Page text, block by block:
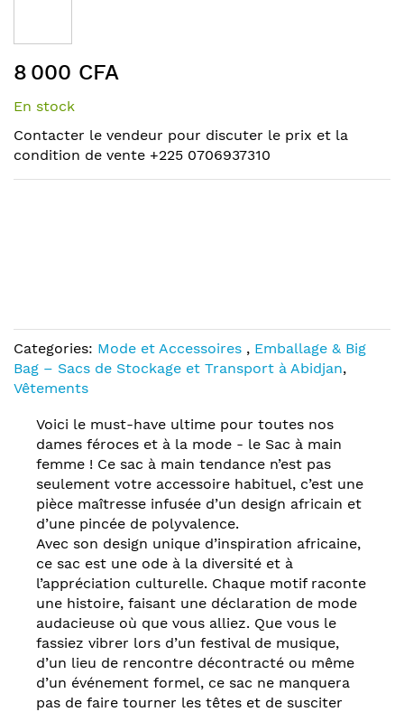
of
the
images
gallery
to
beginning
of
the
8 000 CFA
En stock
Contacter le vendeur pour discuter le prix et la
condition de vente +225 0706937310
Categories: Mode et Accessoires , Emballage & Big
Bag – Sacs de Stockage et Transport à Abidjan,
Vêtements
Voici le must-have ultime pour toutes nos
dames féroces et à la mode - le Sac à main
femme ! Ce sac à main tendance n’est pas
seulement votre accessoire habituel, c’est une
pièce maîtresse infusée d’un design africain et
d’une pincée de polyvalence.
Avec son design unique d’inspiration africaine,
ce sac est une ode à la diversité et à
l’appréciation culturelle. Chaque motif raconte
une histoire, faisant une déclaration de mode
audacieuse où que vous alliez. Que vous le
fassiez vibrer lors d’un festival de musique,
d’un lieu de rencontre décontracté ou même
d’un événement formel, ce sac ne manquera
pas de faire tourner les têtes et de susciter